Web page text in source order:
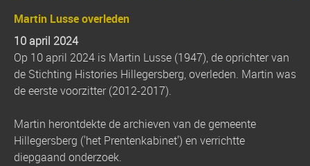
Martin Lusse overleden
10 april 2024
Op 10 april 2024 is Martin Lusse (1947), de oprichter van
de Stichting Histories Hillegersberg, overleden. Martin was
de eerste voorzitter (2012-2017).
Martin herontdekte de archieven van de gemeente
Hillegersberg ('het Prentenkabinet') en verrichtte
diepgaand onderzoek.